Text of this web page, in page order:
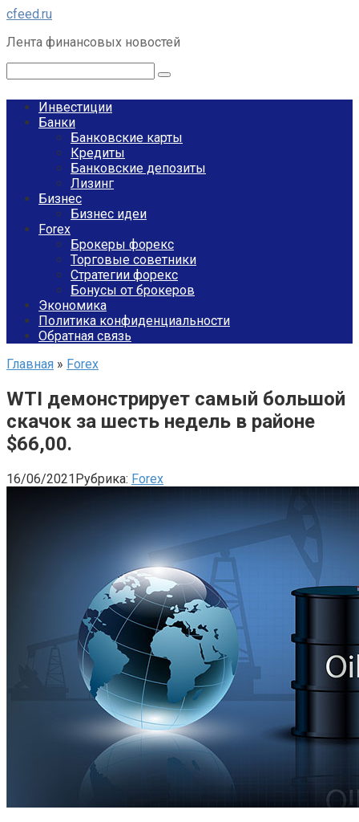
Перейти
контенту
cfeed.ru
Лента финансовых новостей
Инвестиции
Банки
Банковские карты
Кредиты
Банковские депозиты
Лизинг
Бизнес
Бизнес идеи
Forex
Брокеры форекс
Торговые советники
Стратегии форекс
Бонусы от брокеров
Экономика
Политика конфиденциальности
Обратная связь
Главная » Forex
WTI демонстрирует самый большой
скачок за шесть недель в районе
$66,00.
16/06/2021Рубрика: Forex